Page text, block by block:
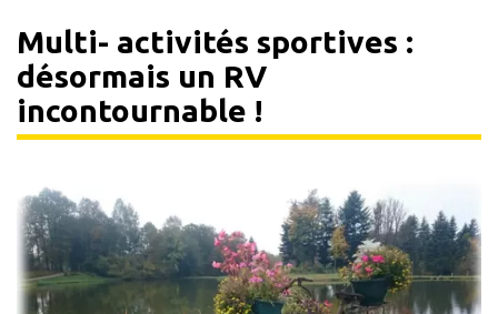
Multi- activités sportives :
désormais un RV
incontournable !